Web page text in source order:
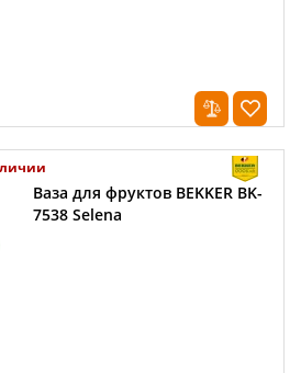
Ваза для фруктов BEKKER BK-
7538 Selena